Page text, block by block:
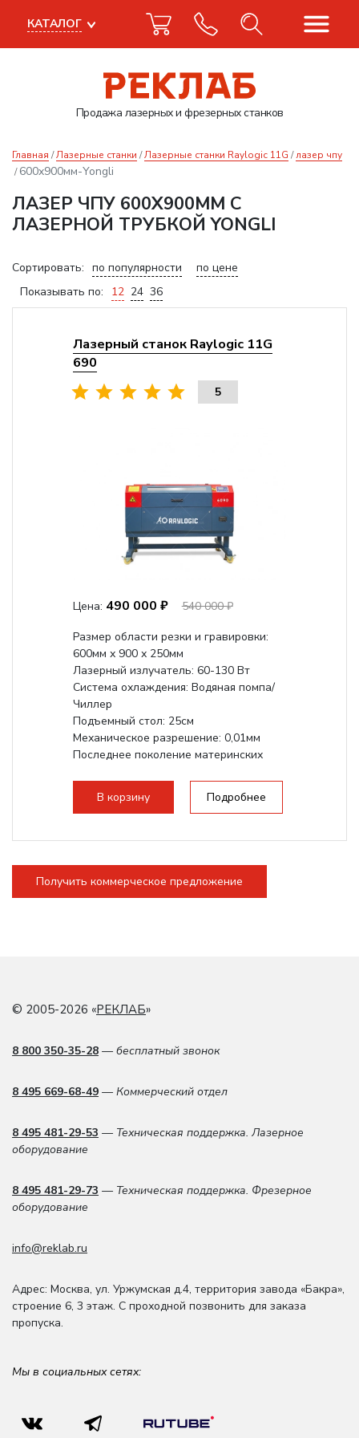
Продажа лазерныхи фрезерных станков
КАТАЛОГ
Главная Лазерные станки Лазерные станки Raylogic 11G лазер чпу
600x900мм-Yongli
ЛАЗЕР ЧПУ 600X900ММ С
ЛАЗЕРНОЙ ТРУБКОЙ YONGLI
Сортировать: по популярности
по цене
Показывать по:
12 24 36
Лазерный станок Raylogic 11G
690
5
Цена: 490 000 ₽
540 000 ₽
Размер области резки и гравировки:
600мм х 900 х 250мм
Лазерный излучатель: 60-130 Вт
Система охлаждения: Водяная помпа/
Чиллер
Подъемный стол: 25см
Механическое разрешение: 0,01мм
Последнее поколение материнских
В корзину Подробнее
Получить коммерческое предложение
© 2005-2026 «РЕКЛАБ»
8 800 350-35-28 — бесплатный звонок
8 495 669-68-49 — Коммерческий отдел
8 495 481-29-53 — Техническая поддержка. Лазерное
оборудование
8 495 481-29-73 — Техническая поддержка. Фрезерное
оборудование
info@reklab.ru
Адрес: Москва, ул. Уржумская д.4, территория завода «Бакра»,
строение 6, 3 этаж. С проходной позвонить для заказа
пропуска.
Мы в социальных сетях: